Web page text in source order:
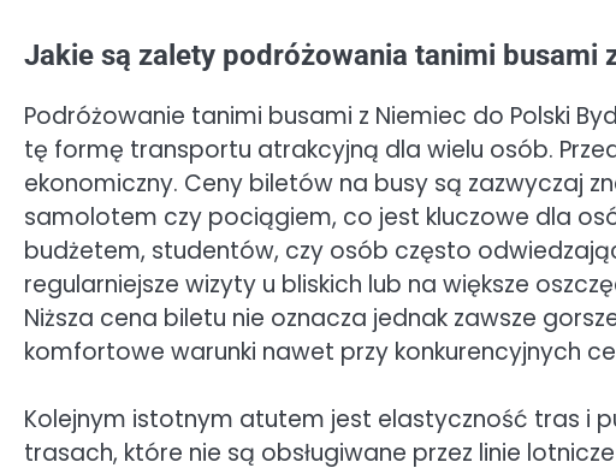
Jakie są zalety podróżowania tanimi busami
Podróżowanie tanimi busami z Niemiec do Polski
tę formę transportu atrakcyjną dla wielu osób.
ekonomiczny. Ceny biletów na busy są zazwyczaj
samolotem czy pociągiem, co jest kluczowe dla
budżetem, studentów, czy osób często
regularniejsze wizyty u bliskich lub na większe
Niższa cena biletu nie oznacza jednak zawsze
komfortowe warunki nawet przy konkurencyjnych
Kolejnym istotnym atutem jest elastyczność tras i
trasach, które nie są obsługiwane przez linie